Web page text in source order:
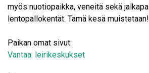
myös nuotiopaikka, veneitä sekä
lentopallokentät. Tämä kesä muistetaan!
Paikan omat sivut:
Vantaa: leirikeskukset